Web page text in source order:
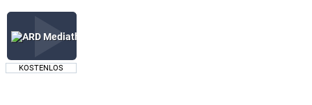
KOSTENLOS